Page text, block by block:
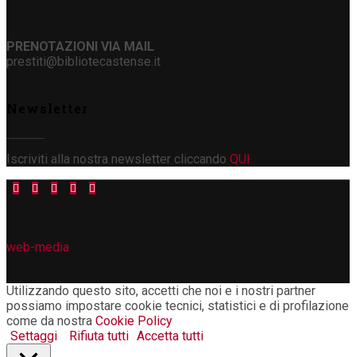
PRENOTAZIONI VIA MAIL
prestiti@bibliotecastense.it
Iscriviti alla nostra newsletter cliccando QUI
web-media
Utilizzando questo sito, accetti che noi e i nostri partner
possiamo impostare cookie tecnici, statistici e di profilazione
come da nostra Cookie Policy
Settaggi
Rifiuta tutti Accetta tutti